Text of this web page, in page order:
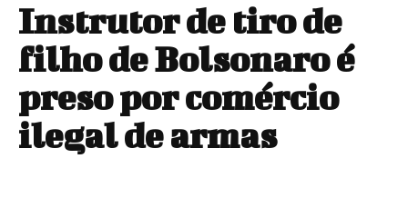
Instrutor de tiro de
filho de Bolsonaro é
preso por comércio
ilegal de armas